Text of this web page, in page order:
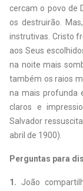
cercam o povo de
os destruirão.
instrutivas. Cristo
aos Seus
na noite mais
também os raios
na mais profunda
claros e
Salvador
abril de 1900).
Perguntas para
1. João